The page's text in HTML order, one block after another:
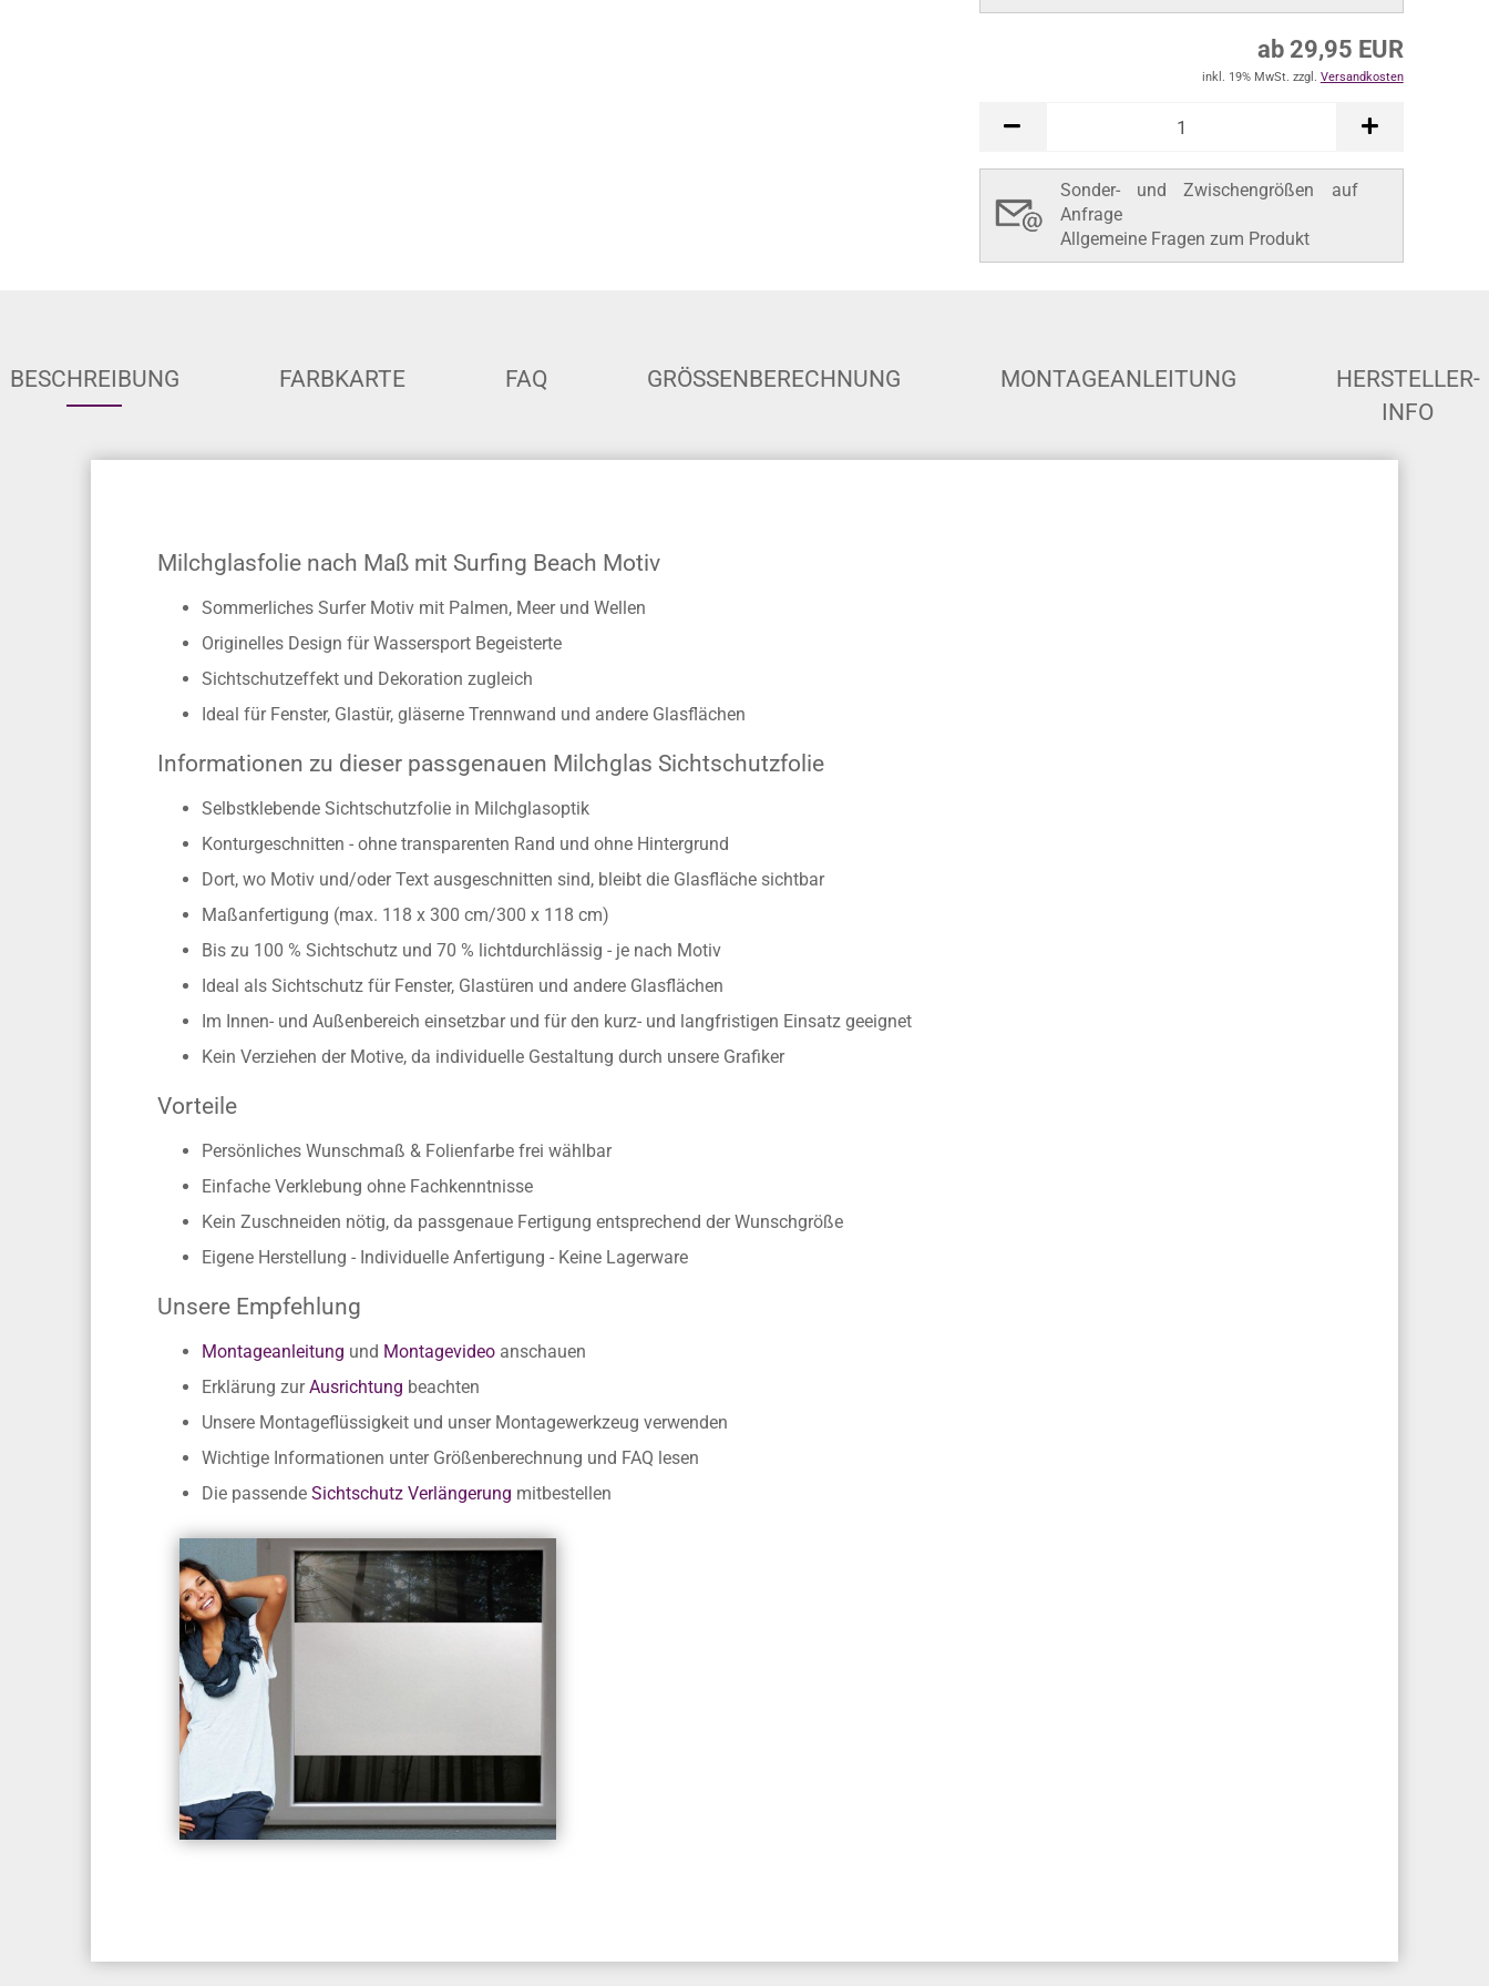
ab 29,95 EUR
inkl. 19% MwSt. zzgl. Versandkosten
Sonder- und Zwischengrößen auf
Anfrage
Allgemeine Fragen zum Produkt
BESCHREIBUNG FARBKARTE FAQ GRÖSSENBERECHNUNG MONTAGEANLEITUNG
HERSTELLER-
INFO
Milchglasfolie nach Maß mit Surfing Beach Motiv
Sommerliches Surfer Motiv mit Palmen, Meer und Wellen
Originelles Design für Wassersport Begeisterte
Sichtschutzeffekt und Dekoration zugleich
Ideal für Fenster, Glastür, gläserne Trennwand und andere Glasflächen
Informationen zu dieser passgenauen Milchglas Sichtschutzfolie
Selbstklebende Sichtschutzfolie in Milchglasoptik
Konturgeschnitten - ohne transparenten Rand und ohne Hintergrund
Dort, wo Motiv und/oder Text ausgeschnitten sind, bleibt die Glasfläche sichtbar
Maßanfertigung (max. 118 x 300 cm/300 x 118 cm)
Bis zu 100 % Sichtschutz und 70 % lichtdurchlässig - je nach Motiv
Ideal als Sichtschutz für Fenster, Glastüren und andere Glasflächen
Im Innen- und Außenbereich einsetzbar und für den kurz- und langfristigen Einsatz geeignet
Kein Verziehen der Motive, da individuelle Gestaltung durch unsere Grafiker
Vorteile
Persönliches Wunschmaß & Folienfarbe frei wählbar
Einfache Verklebung ohne Fachkenntnisse
Kein Zuschneiden nötig, da passgenaue Fertigung entsprechend der Wunschgröße
Eigene Herstellung - Individuelle Anfertigung - Keine Lagerware
Unsere Empfehlung
Montageanleitung und Montagevideo anschauen
Erklärung zurAusrichtung beachten
Unsere Montageflüssigkeit und unser Montagewerkzeug verwenden
Wichtige Informationen unter Größenberechnung und FAQ lesen
Die passendeSichtschutz Verlängerung mitbestellen